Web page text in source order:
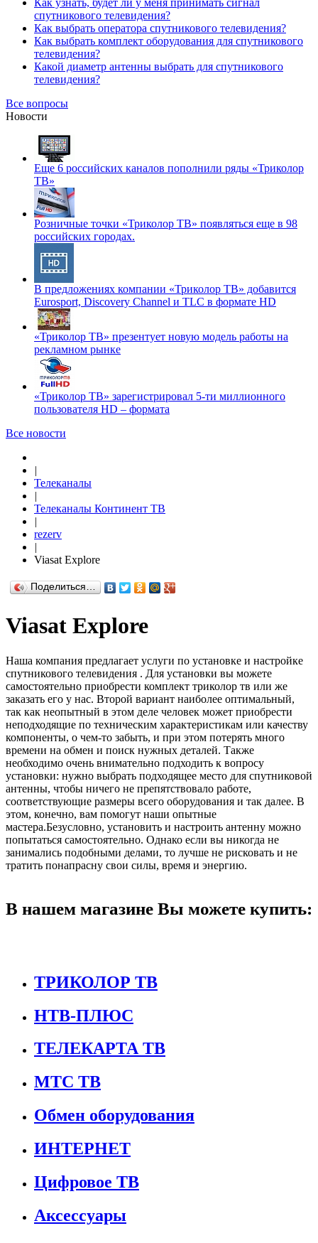
Как узнать, будет ли у меня принимать сигнал
спутникового телевидения?
Как выбрать оператора спутникового телевидения?
Как выбрать комплект оборудования для спутникового
телевидения?
Какой диаметр антенны выбрать для спутникового
телевидения?
Все вопросы
Новости
Еще 6 российских каналов пополнили ряды «Триколор
ТВ»
Розничные точки «Триколор ТВ» появляться еще в 98
российских городах.
В предложениях компании «Триколор ТВ» добавится
Eurosport, Discovery Channel и TLC в формате HD
«Триколор ТВ» презентует новую модель работы на
рекламном рынке
«Триколор ТВ» зарегистрировал 5-ти миллионного
пользователя HD – формата
Все новости
|
Телеканалы
|
Телеканалы Континент ТВ
|
rezerv
|
Viasat Explore
Поделиться…
Viasat Explore
Наша компания предлагает услуги по установке и настройке
спутникового телевидения . Для установки вы можете
самостоятельно приобрести комплект триколор тв или же
заказать его у нас. Второй вариант наиболее оптимальный,
так как неопытный в этом деле человек может приобрести
неподходящие по техническим характеристикам или качеству
компоненты, о чем-то забыть, и при этом потерять много
времени на обмен и поиск нужных деталей. Также
необходимо очень внимательно подходить к вопросу
установки: нужно выбрать подходящее место для спутниковой
антенны, чтобы ничего не препятствовало работе,
соответствующие размеры всего оборудования и так далее. В
этом, конечно, вам помогут наши опытные
мастера.Безусловно, установить и настроить антенну можно
попытаться самостоятельно. Однако если вы никогда не
занимались подобными делами, то лучше не рисковать и не
тратить понапрасну свои силы, время и энергию.
В нашем магазине Вы можете купить:
ТРИКОЛОР ТВ
НТВ-ПЛЮС
ТЕЛЕКАРТА ТВ
МТС ТВ
Обмен оборудования
ИНТЕРНЕТ
Цифровое ТВ
Аксессуары